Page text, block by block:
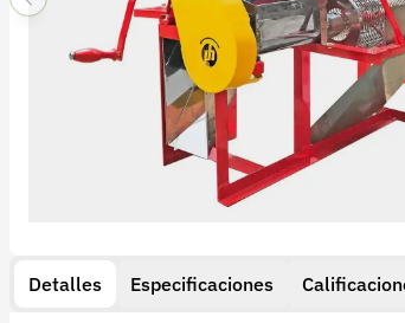
Detalles Especificaciones